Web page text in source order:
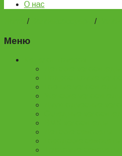
О нас
/ /
Меню